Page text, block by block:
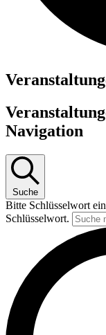
Navigation
Suche
Bitte Schlüsselwort
Schlüsselwort.